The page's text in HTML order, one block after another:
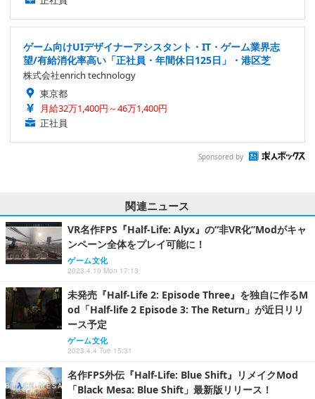
ゲーム向けUIデザイナーアシスタント・IT・ゲーム業界志
望/有給消化率高い「正社員・年間休日125日」・港区芝
株式会社enrich technology
東京都
月給32万1,400円～46万1,400円
正社員
Sponsored by
関連ニュース
VR名作FPS『Half-Life: Alyx』の“非VR化”Modがキャ
ンペーン全体をプレイ可能に！
ゲーム文化
2023.4.10 Mon 17:13
未発売『Half-Life 2: Episode Three』を独自に作るM
od「Half-life 2 Episode 3: The Return」が近日リリ
ース予定
ゲーム文化
2023.4.4 Tue 15:31
名作FPS外伝『Half-Life: Blue Shift』リメイクMod
「Black Mesa: Blue Shift」最新版リリース！